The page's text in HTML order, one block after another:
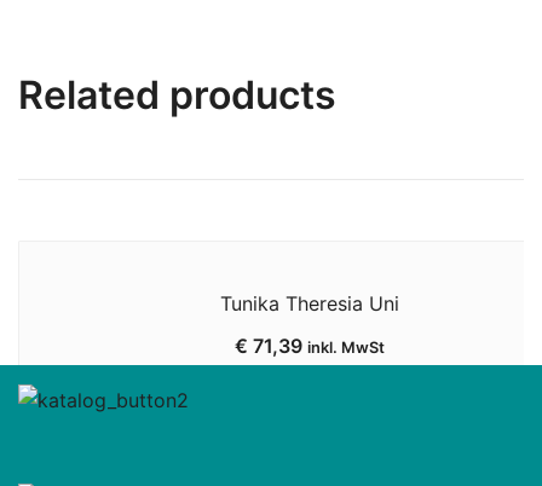
Related products
Tunika Theresia Uni
€ 71,39 inkl. MwSt